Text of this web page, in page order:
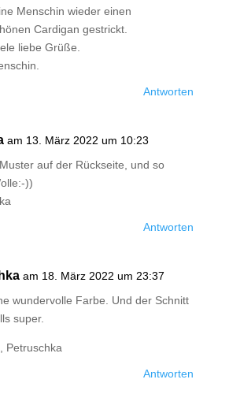
Menschin wieder einen
Cardigan gestrickt.
liebe Grüße.
Antworten
am 13. März 2022 um 10:23
auf der Rückseite, und so
))
Antworten
am 18. März 2022 um 23:37
wundervolle Farbe. Und der Schnitt
super.
Petruschka
Antworten